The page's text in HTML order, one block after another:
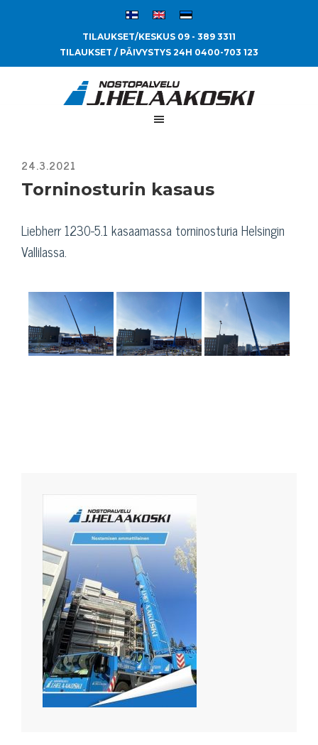
TILAUKSET/KESKUS 09 - 389 3311
TILAUKSET / PÄIVYSTYS 24H 0400-703 123
Torninosturin kasaus
Liebherr 1230-5.1 kasaamassa torninosturia Helsingin
Vallilassa.